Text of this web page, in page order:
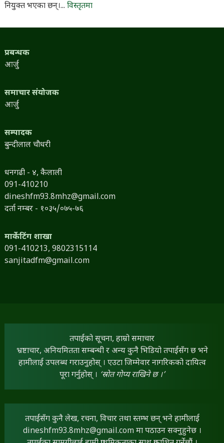
नियुक्त भएका छन्।... विस्तृतमा
प्रबन्धक
आर्जु
समाचार संयोजक
आर्जु
सम्पादक
बुन्दीलाल चौधरी
धनगढी - ४, कैलाली
091-410210
dineshfm93.8mhz@gmail.com
दर्ता नम्बर - १०३५/०७५-७६
मार्केटिंग शाखा
091-410213, 9802315114
sanjitadfm@gmail.com
तपाईंको सूचना, हाम्रो समाचार
भ्रष्टाचार, अनियमितता सम्बन्धी र अन्य कुनै भिडियो तपाईंसँग छ भने
हामीलाई उपलब्ध गराउनुहोस् । एउटा जिम्मेवार नागरिकको दायित्व
पूरा गर्नुहोस् । ‘स्रोत गोप्य राखिने छ ।’
तपाईंसँग कुनै लेख, रचना, विचार तथा स्तम्भ छन् भने हामीलाई
dineshfm93.8mhz@gmail.comमा पठाउन सक्नुहुनेछ ।